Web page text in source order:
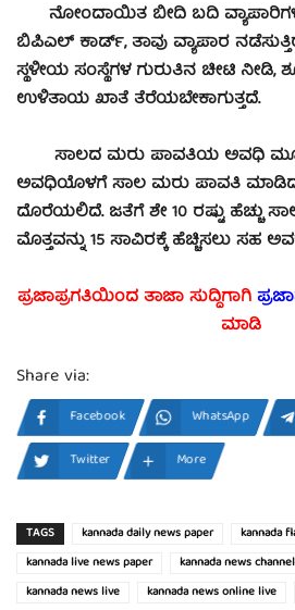
ನೋಂದಾಯಿತ ಬೀದಿ ಬದಿ
ಬಿಪಿಎಲ್ ಕಾರ್ಡ್, ತಾವು ವ್ಯಾಪಾರ
ಸ್ಥಳೀಯ ಸಂಸ್ಥೆಗಳ ಗುರುತಿನ ಚೀಟಿ ನೀಡಿ,
ಉಳಿತಾಯ ಖಾತೆ ತೆರೆಯಬೇಕಾಗುತ್ತದೆ.
ಸಾಲದ ಮರು ಪಾವತಿಯ ಅವಧಿ ಮೂರು
ಅವಧಿಯೊಳಗೆ ಸಾಲ ಮರು ಪಾವತಿ
ದೊರೆಯಲಿದೆ. ಜತೆಗೆ ಶೇ 10 ರಷ್ಟು ಹೆಚ್ಚು
ಮೊತ್ತವನ್ನು 15 ಸಾವಿರಕ್ಕೆ ಹೆಚ್ಚಿಸಲು ಸಹ
ಪ್ರಜಾಪ್ರಗತಿಯಿಂದ ತಾಜಾ ಸುದ್ದಿಗಾಗಿ
ಮಾಡಿ
Share via:
Facebook WhatsApp
Twitter
More
TAGS kannada daily news paper
kannada
kannada live news paper
kannada news channel
kannada news live
kannada news online live